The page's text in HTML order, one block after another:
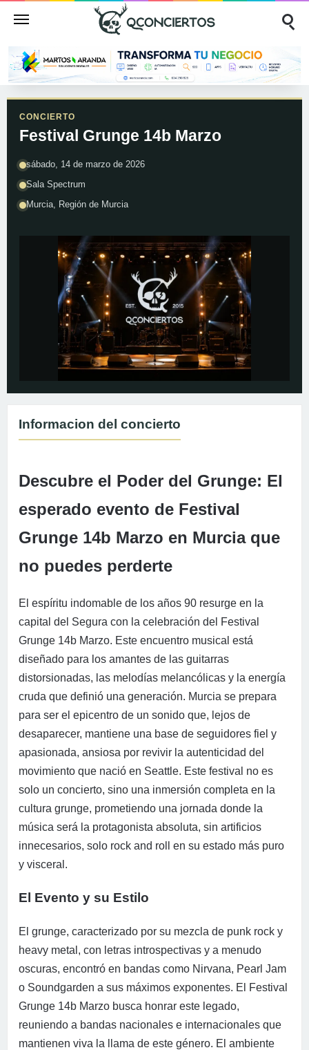
CONCIERTO
Festival Grunge 14b Marzo
sábado, 14 de marzo de 2026
Sala Spectrum
Murcia, Región de Murcia
Informacion del concierto
Descubre el Poder del Grunge: El
esperado evento de Festival
Grunge 14b Marzo en Murcia que
no puedes perderte
El espíritu indomable de los años 90 resurge en la
capital del Segura con la celebración del Festival
Grunge 14b Marzo. Este encuentro musical está
diseñado para los amantes de las guitarras
distorsionadas, las melodías melancólicas y la energía
cruda que definió una generación. Murcia se prepara
para ser el epicentro de un sonido que, lejos de
desaparecer, mantiene una base de seguidores fiel y
apasionada, ansiosa por revivir la autenticidad del
movimiento que nació en Seattle. Este festival no es
solo un concierto, sino una inmersión completa en la
cultura grunge, prometiendo una jornada donde la
música será la protagonista absoluta, sin artificios
innecesarios, solo rock and roll en su estado más puro
y visceral.
El Evento y su Estilo
El grunge, caracterizado por su mezcla de punk rock y
heavy metal, con letras introspectivas y a menudo
oscuras, encontró en bandas como Nirvana, Pearl Jam
o Soundgarden a sus máximos exponentes. El Festival
Grunge 14b Marzo busca honrar este legado,
reuniendo a bandas nacionales e internacionales que
mantienen viva la llama de este género. El ambiente